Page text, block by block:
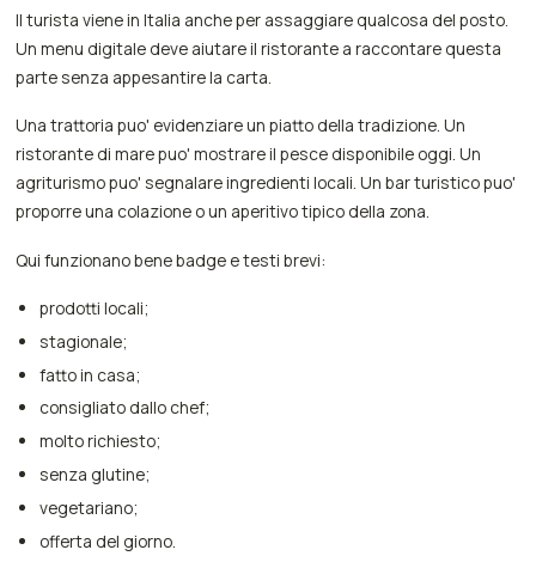
Il turista viene in Italia anche per assaggiare qualcosa del posto.
Un menu digitale deve aiutare il ristorante a raccontare questa
parte senza appesantire la carta.
Una trattoria puo' evidenziare un piatto della tradizione. Un
ristorante di mare puo' mostrare il pesce disponibile oggi. Un
agriturismo puo' segnalare ingredienti locali. Un bar turistico puo'
proporre una colazione o un aperitivo tipico della zona.
Qui funzionano bene badge e testi brevi:
prodotti locali;
stagionale;
fatto in casa;
consigliato dallo chef;
molto richiesto;
senza glutine;
vegetariano;
offerta del giorno.